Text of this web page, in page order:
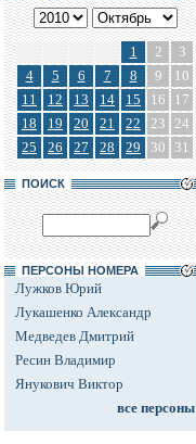
1 2
3
4
5 6 7 8 9
10
11
12 13 14 15 16
17
18
19 20 21 22 23 24
25
26 27 28 29 30 31
ПОИСК
ПЕРСОНЫ НОМЕРА
Лужков Юрий
Лукашенко Александр
Медведев Дмитрий
Ресин Владимир
Янукович Виктор
все персоны